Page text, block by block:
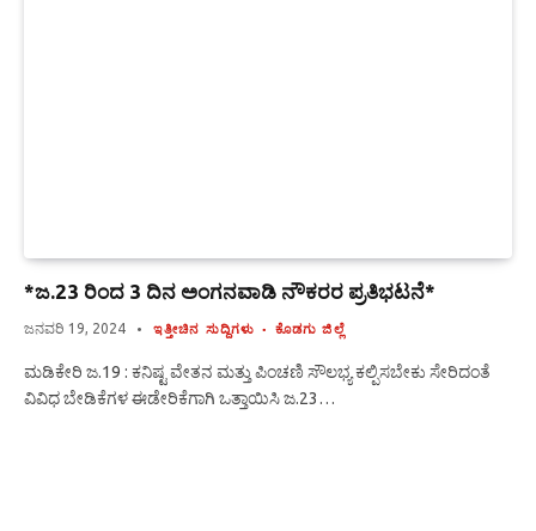
*ಜ.23 ರಿಂದ 3 ದಿನ ಅಂಗನವಾಡಿ ನೌಕರರ ಪ್ರತಿಭಟನೆ*
ಜನವರಿ 19, 2024 ಇತ್ತೀಚಿನ ಸುದ್ದಿಗಳು ಕೊಡಗು ಜಿಲ್ಲೆ
ಮಡಿಕೇರಿ ಜ.19 : ಕನಿಷ್ಟ ವೇತನ ಮತ್ತು ಪಿಂಚಣಿ ಸೌಲಭ್ಯ ಕಲ್ಪಿಸಬೇಕು ಸೇರಿದಂತೆ
ವಿವಿಧ ಬೇಡಿಕೆಗಳ ಈಡೇರಿಕೆಗಾಗಿ ಒತ್ತಾಯಿಸಿ ಜ.23…